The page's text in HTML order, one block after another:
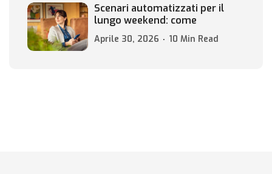
Scenari automatizzati per il
lungo weekend: come
Aprile 30, 2026 10 Min Read